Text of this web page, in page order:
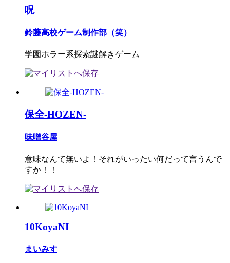
呪
鈴藤高校ゲーム制作部（笑）
学園ホラー系探索謎解きゲーム
保全-HOZEN-
味噌谷屋
意味なんて無いよ！それがいったい何だって言うんで
すか！！
10KoyaNI
まいみす